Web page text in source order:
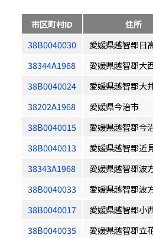
市区町村ID
住所
38B0040030
愛媛県越智郡日
38344A1968
愛媛県越智郡大
38B0040024
愛媛県越智郡大
38202A1968
愛媛県今治市
38B0040015
愛媛県越智郡今
38B0040013
愛媛県越智郡近
38343A1968
愛媛県越智郡波
38B0040033
愛媛県越智郡波
38B0040017
愛媛県越智郡小
38B0040035
愛媛県越智郡立